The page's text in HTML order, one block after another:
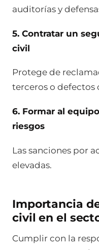
auditorías y
5. Contratar un
civil
Protege de
terceros o defectos
6. Formar al
riesgos
Las sanciones por
elevadas.
Importancia
civil en el
Cumplir con la